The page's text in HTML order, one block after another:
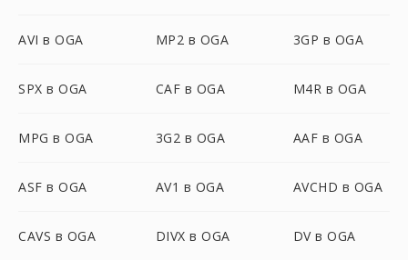
AVI в OGA MP2 в OGA 3GP в OGA
SPX в OGA CAF в OGA M4R в OGA
MPG в OGA 3G2 в OGA AAF в OGA
ASF в OGA AV1 в OGA AVCHD в OGA
CAVS в OGA DIVX в OGA DV в OGA